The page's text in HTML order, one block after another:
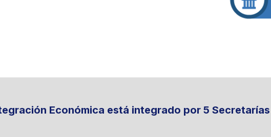
Económica está integrado por 5